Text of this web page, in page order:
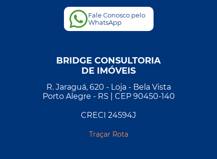
Fale Conosco pelo
WhatsApp
BRIDGE CONSULTORIA
DE IMÓVEIS
R. Jaraguá, 620 - Loja - Bela Vista
Porto Alegre - RS | CEP 90450-140
CRECI 24594J
Traçar Rota